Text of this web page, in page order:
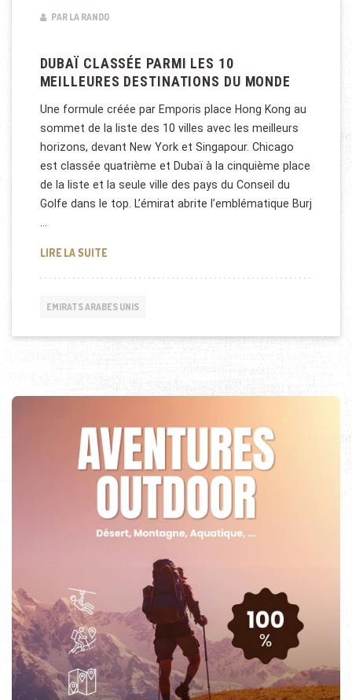
PAR LA RANDO
DUBAÏ CLASSÉE PARMI LES 10
MEILLEURES DESTINATIONS DU MONDE
Une formule créée par Emporis place Hong Kong au
sommet de la liste des 10 villes avec les meilleurs
horizons, devant New York et Singapour. Chicago
est classée quatrième et Dubaï à la cinquième place
de la liste et la seule ville des pays du Conseil du
Golfe dans le top. L’émirat abrite l’emblématique Burj
…
LIRE LA SUITEDUBAÏ CLASSÉE PARMI LES 10 MEILLEURES
EMIRATS ARABES UNIS